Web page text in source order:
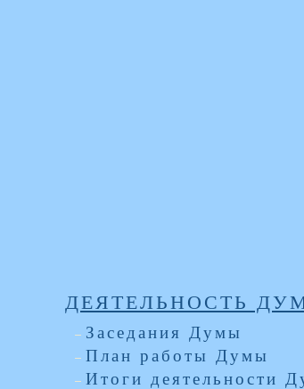
ДЕЯТЕЛЬНОСТЬ
Заседания Думы
План работы Думы
Итоги деятельности